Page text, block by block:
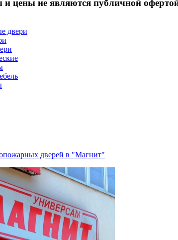
и цены не являются публичной
двери
дверей в "Магнит"